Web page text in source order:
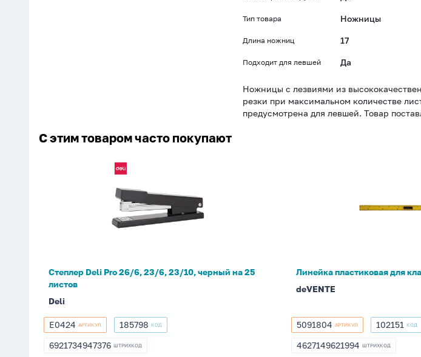
Тип товара Ножницы
Длина ножниц 17
Подходит для левшей Да
Ножницы с лезвиями из
резки при максимальном количестве
предусмотрена для левшей. Товар
С этим товаром часто покупают
25
листов
Степлер Deli Pro 26/6, 23/6, 23/10, черный на 25
листов
Deli
E0424
E0424 АРТИКУЛ 185798
185798 КОД
6921734947376
6921734947376 ШТРИХКОД
Линейка пластиковая для
deVENTE
5091804
5091804 АРТИКУЛ 102151
102151 КОД
4627149621994
4627149621994 ШТРИХКОД